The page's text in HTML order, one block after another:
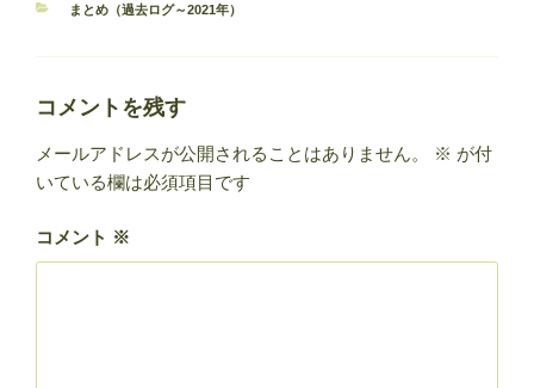
カ
まとめ（過去ログ～2021年）
コメントを残す
メールアドレスが公開されることはありません。 ※ が付
いている欄は必須項目です
コメント ※